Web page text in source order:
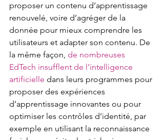
proposer un contenu d’apprentissage
renouvelé, voire d’agréger de la
donnée pour mieux comprendre les
utilisateurs et adapter son contenu. De
la même façon, de nombreuses
EdTech insufflent de l’intelligence
artificielle dans leurs programmes pour
proposer des expériences
d’apprentissage innovantes ou pour
optimiser les contrôles d’identité, par
exemple en utilisant la reconnaissance